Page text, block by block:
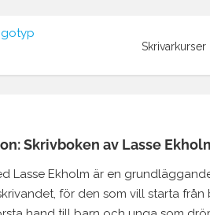
Skrivarkurser
Skrivboken av Lasse
Lasse Ekholm är en
för den som vill starta från